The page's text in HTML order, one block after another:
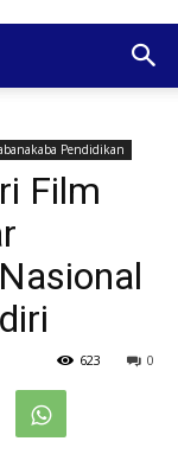
Pendidikan
Film
0
623